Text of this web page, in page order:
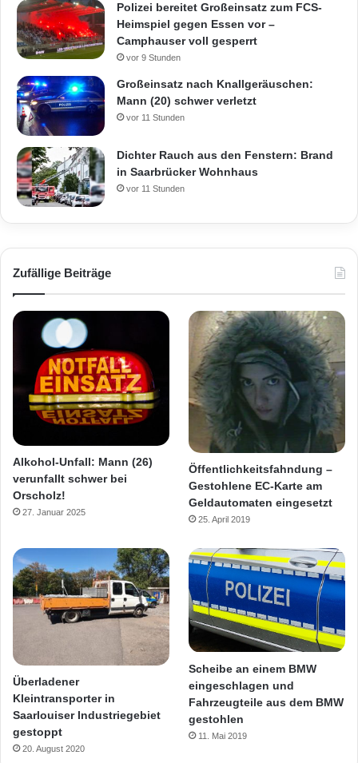
Polizei bereitet Großeinsatz zum FCS-
Heimspiel gegen Essen vor –
Camphauser voll gesperrt
vor 9 Stunden
Großeinsatz nach Knallgeräuschen:
Mann (20) schwer verletzt
vor 11 Stunden
Dichter Rauch aus den Fenstern: Brand
in Saarbrücker Wohnhaus
vor 11 Stunden
Zufällige Beiträge
Alkohol-Unfall: Mann (26)
verunfallt schwer bei
Orscholz!
27. Januar 2025
Öffentlichkeitsfahndung –
Gestohlene EC-Karte am
Geldautomaten eingesetzt
25. April 2019
Überladener
Kleintransporter in
Saarlouiser Industriegebiet
gestoppt
20. August 2020
Scheibe an einem BMW
eingeschlagen und
Fahrzeugteile aus dem BMW
gestohlen
11. Mai 2019